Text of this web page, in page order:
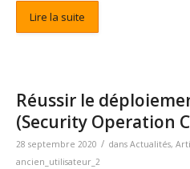
Lire la suite
Réussir le
(Security Operation
28 septembre 2020 / dans Actualités,
ancien_utilisateur_2